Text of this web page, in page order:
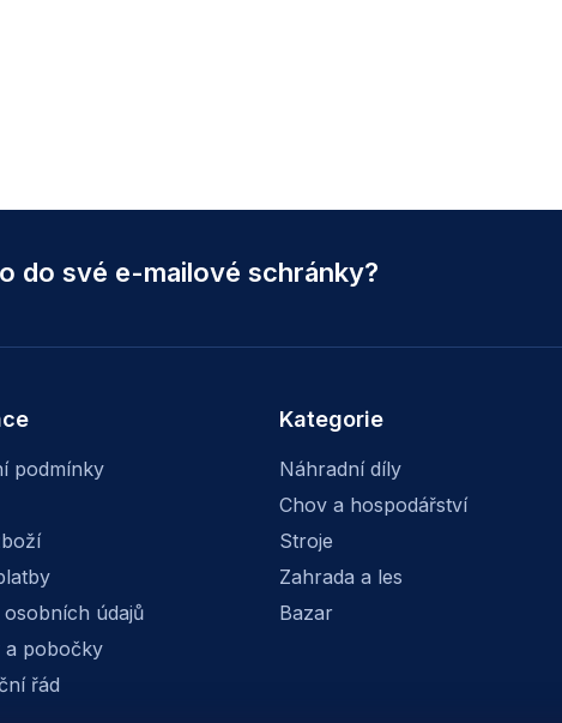
do své e-mailové schránky?
podmínky
údajů
a pobočky
řád
Kategorie
Náhradní díly
Chov a hospodářství
Stroje
Zahrada a les
Bazar